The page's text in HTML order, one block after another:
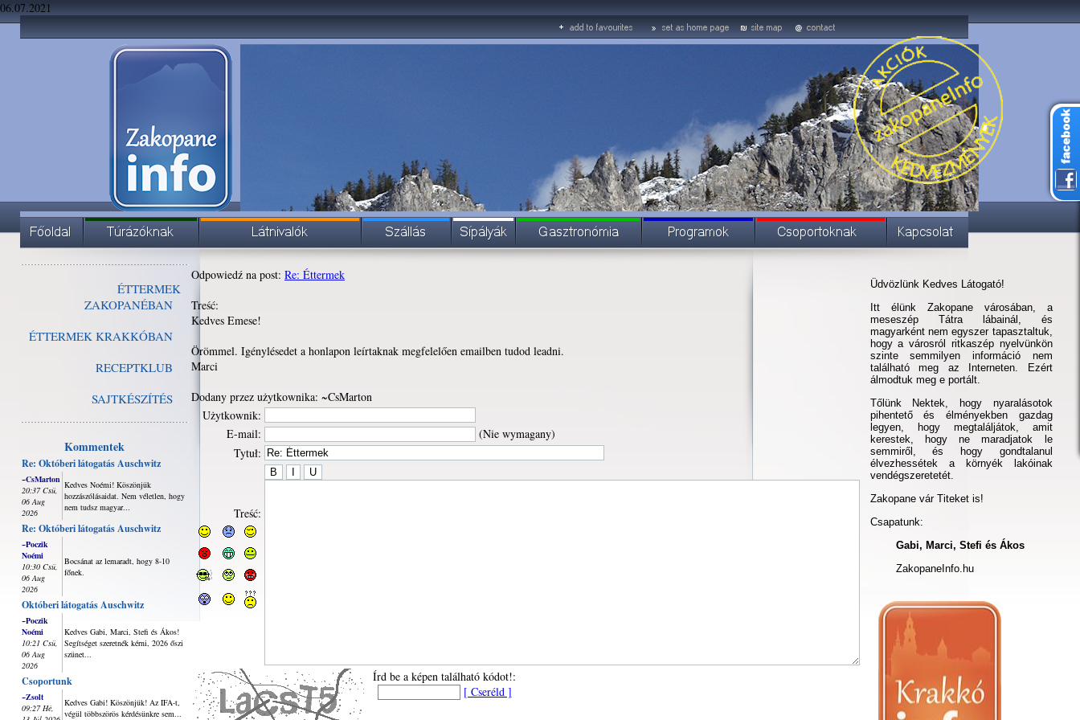
06.07.2021
ÉTTERMEK
ZAKOPANÉBAN
ÉTTERMEK KRAKKÓBAN
RECEPTKLUB
SAJTKÉSZÍTÉS
Kommentek
Re: Októberi látogatás Auschwitz
~CsMarton
20:37 Csü,
06 Aug
2026
Kedves Noémi! Köszönjük
hozzászólásaidat. Nem véletlen, hogy
nem tudsz magyar...
Re: Októberi látogatás Auschwitz
~Poczik
Noémi
10:30 Csü,
06 Aug
2026
Bocsánat az lemaradt, hogy 8-10
főnek.
Októberi látogatás Auschwitz
~Poczik
Noémi
10:21 Csü,
06 Aug
2026
Kedves Gabi, Marci, Stefi és Ákos!
Segítséget szeretnék kérni, 2026 őszi
szünet...
Csoportunk
~Zsolt
09:27 Hé,
Kedves Gabi! Köszönjük! Az IFA-t,
végül többszörös kérdésünkre sem...
Odpowiedź na post: Re: Éttermek
Treść:
Kedves Emese!
Örömmel. Igénylésedet a honlapon leírtaknak megfelelően emailben tudod leadni.
Marci
Dodany przez użytkownika: ~CsMarton
Użytkownik:
E-mail:
(Nie wymagany)
Tytuł:
Treść:
Írd be a képen található kódot!:
[ Cseréld ]
Üdvözlünk Kedves Látogató!
Itt élünk Zakopane városában, a
meseszép Tátra lábainál, és
magyarként nem egyszer tapasztaltuk,
hogy a városról ritkaszép nyelvünkön
szinte semmilyen információ nem
található meg az Interneten. Ezért
álmodtuk meg e portált.
Tőlünk Nektek, hogy nyaralásotok
pihentető és élményekben gazdag
legyen, hogy megtaláljátok, amit
kerestek, hogy ne maradjatok le
semmiről, és hogy gondtalanul
élvezhessétek a környék lakóinak
vendégszeretetét.
Zakopane vár Titeket is!
Csapatunk:
Gabi, Marci, Stefi és Ákos
ZakopaneInfo.hu